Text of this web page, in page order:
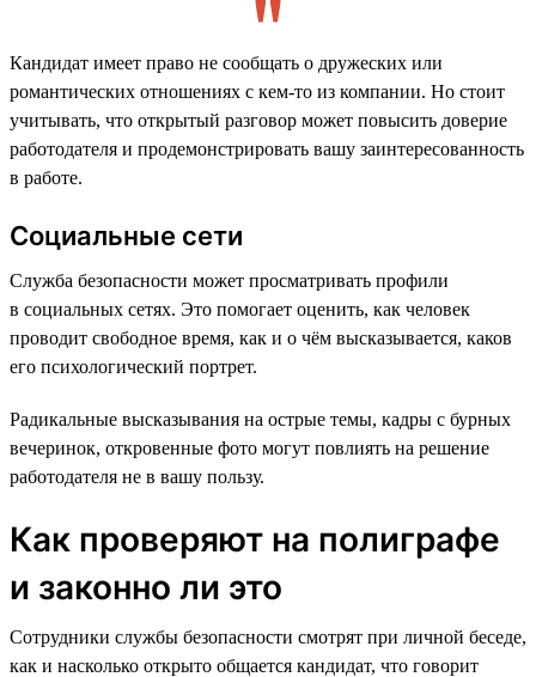
Кандидат имеет право не сообщать о дружеских или
романтических отношениях с кем-то из компании. Но стоит
учитывать, что открытый разговор может повысить доверие
работодателя и продемонстрировать вашу заинтересованность
в работе.
Социальные сети
Служба безопасности может просматривать профили
в социальных сетях. Это помогает оценить, как человек
проводит свободное время, как и о чём высказывается, каков
его психологический портрет.
Радикальные высказывания на острые темы, кадры с бурных
вечеринок, откровенные фото могут повлиять на решение
работодателя не в вашу пользу.
Как проверяют на полиграфе
и законно ли это
Сотрудники службы безопасности смотрят при личной беседе,
как и насколько открыто общается кандидат, что говорит